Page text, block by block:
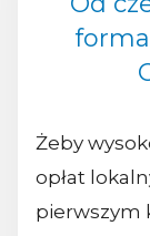
Żeby
opłat
pierwszym